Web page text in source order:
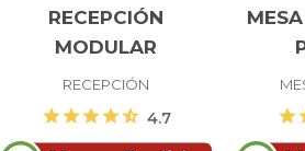
RECEPCIÓN
MODULAR
RECEPCIÓN
starstarstarstarstar_half 4.7 star